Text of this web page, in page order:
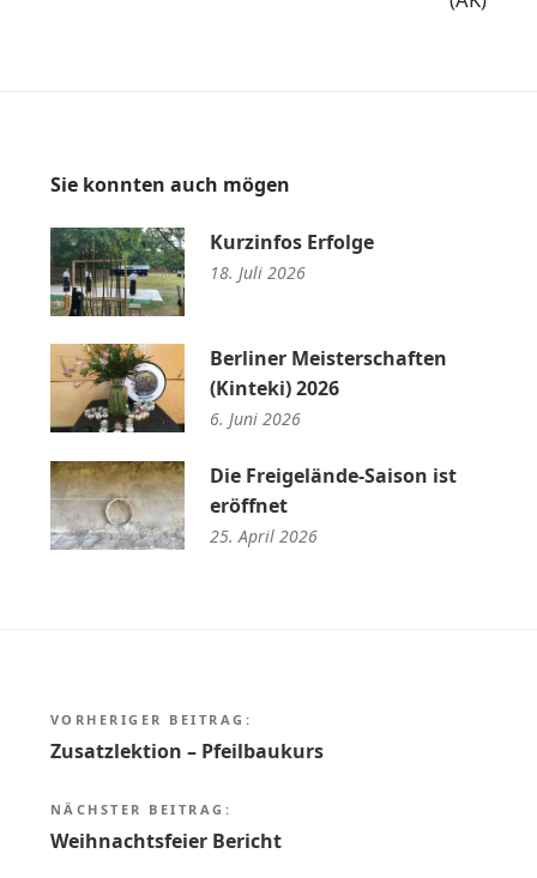
Sie konnten auch mögen
Kurzinfos Erfolge
18. Juli 2026
Berliner Meisterschaften
(Kinteki) 2026
6. Juni 2026
Die Freigelände-Saison ist
eröffnet
25. April 2026
Beitragsnavigation
VORHERIGER BEITRAG:
Zusatzlektion – Pfeilbaukurs
NÄCHSTER BEITRAG:
Weihnachtsfeier Bericht